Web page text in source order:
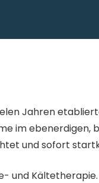
Jahren
im
und sofort
und